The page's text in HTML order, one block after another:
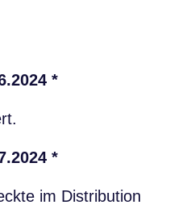
*
*
im Distribution